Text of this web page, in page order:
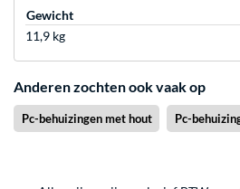
Gewicht
11,9 kg
Anderen zochten ook vaak op
Pc-behuizingen met hout Pc-